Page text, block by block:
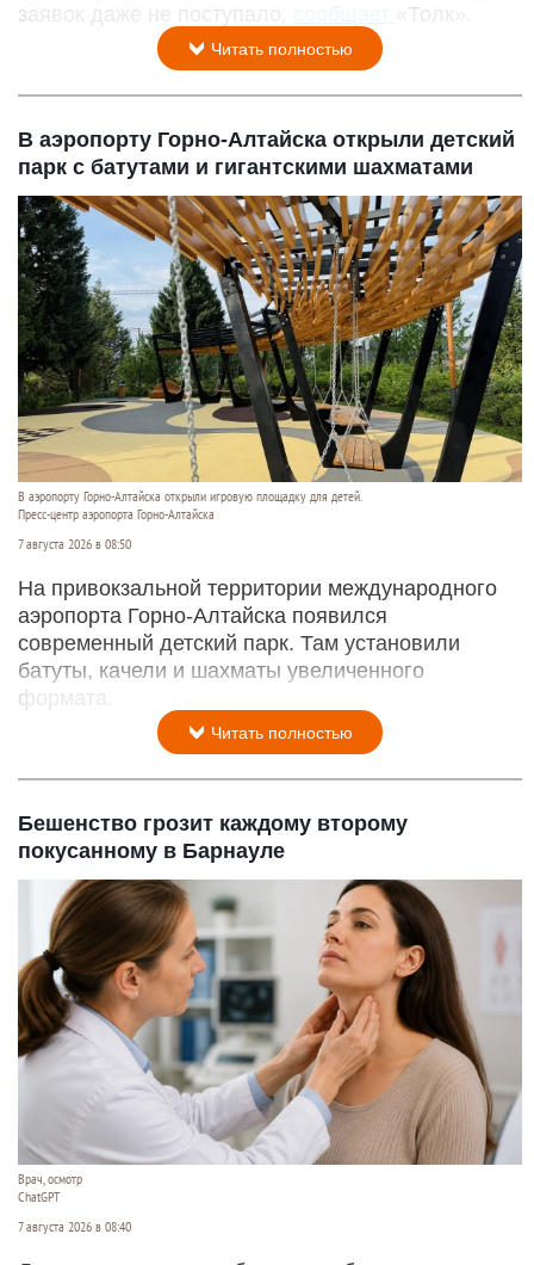
заявок даже не поступало,
сообщает «Толк».
Читать полностью
В аэропорту Горно-Алтайска открыли детский
парк с батутами и гигантскими шахматами
В аэропорту Горно-Алтайска открыли игровую площадку для детей.
Пресс-центр аэропорта Горно-Алтайска
7 августа 2026 в 08:50
На привокзальной территории международного
аэропорта Горно-Алтайска появился
современный детский парк. Там установили
батуты, качели и шахматы увеличенного
формата.
Читать полностью
Бешенство грозит каждому второму
покусанному в Барнауле
Врач, осмотр
ChatGPT
7 августа 2026 в 08:40